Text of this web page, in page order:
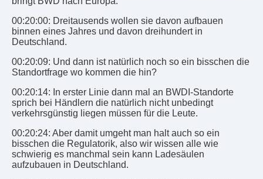
00:20:00: Dreitausends wollen sie davon aufbauen
binnen eines Jahres und davon dreihundert in
Deutschland.
00:20:09: Und dann ist natürlich noch so ein bisschen die
Standortfrage wo kommen die hin?
00:20:14: In erster Linie dann mal an BWDI-Standorte
sprich bei Händlern die natürlich nicht unbedingt
verkehrsgünstig liegen müssen für die Leute.
00:20:24: Aber damit umgeht man halt auch so ein
bisschen die Regulatorik, also wir wissen alle wie
schwierig es manchmal sein kann Ladesäulen
aufzubauen in Deutschland.